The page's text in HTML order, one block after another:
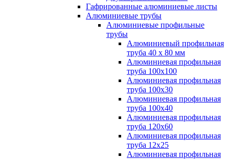
Гафрированные алюминиевые листы
Алюминиевые трубы
Алюминиевые профильные
трубы
Алюминиевый профильная
труба 40 х 80 мм
Алюминиевая профильная
труба 100х100
Алюминиевая профильная
труба 100х30
Алюминиевая профильная
труба 100х40
Алюминиевая профильная
труба 120х60
Алюминиевая профильная
труба 12x25
Алюминиевая профильная